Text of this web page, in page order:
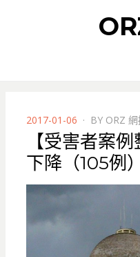
POSTED
ON
2017-01-06 BY ORZ
【受害者案
下降（105例）